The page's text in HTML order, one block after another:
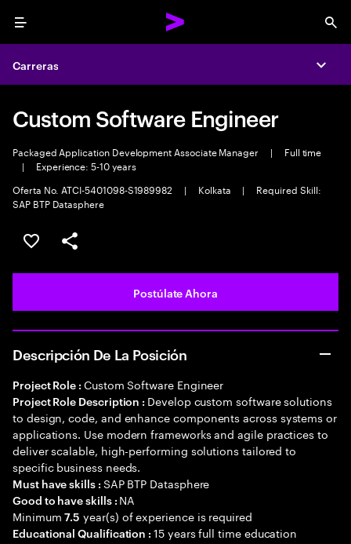
Menu
Carreras
Custom Software Engineer
Packaged Application Development Associate Manager |
Full time
|
Experience: 5-10 years
Oferta No. ATCI-5401098-S1989982
| Kolkata |
Required Skill:
SAP BTP Datasphere
Guardar este empleo
Compartir este empleo
Postúlate Ahora
Descripción De La Posición
Project Role : Custom Software Engineer
Project Role Description : Develop custom software solutions
to design, code, and enhance components across systems or
applications. Use modern frameworks and agile practices to
deliver scalable, high-performing solutions tailored to
specific business needs.
Must have skills : SAP BTP Datasphere
Good to have skills : NA
Minimum7.5 year(s) of experience is required
Educational Qualification :15 years full time education